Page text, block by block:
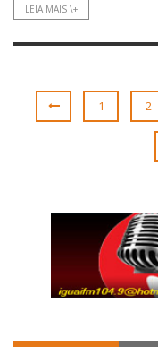
LEIA MAIS \+
1 2